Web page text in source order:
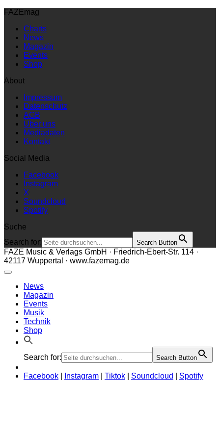
FAZEmag
Charts
News
Magazin
Events
Shop
About
Impressum
Datenschutz
AGB
Über uns
Mediadaten
Kontakt
Social Media
Facebook
Instagram
X
Soundcloud
Spotify
Suche
Search for:
Search Button
FAZE Music & Verlags GmbH · Friedrich-Ebert-Str. 114 ·
42117 Wuppertal · www.fazemag.de
News
Magazin
Events
Musik
Technik
Shop
Search for: Search Button
Facebook Instagram Tiktok Soundcloud Spotify